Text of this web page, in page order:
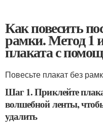
Как повесить
рамки. Метод 1
плаката с
Повесьте плакат без
Шаг 1. Приклейте
волшебной ленты,
удалить